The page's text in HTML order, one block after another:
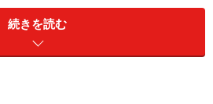
、ちゃぶ台をひっくり返される
あるかも。
続きを読む